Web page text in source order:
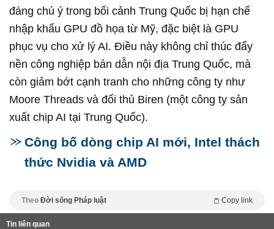
đáng chú ý trong bối cảnh Trung Quốc bị hạn chế
nhập khẩu GPU đồ họa từ Mỹ, đặc biệt là GPU
phục vụ cho xử lý AI. Điều này không chỉ thúc đẩy
nền công nghiệp bán dẫn nội địa Trung Quốc, mà
còn giảm bớt cạnh tranh cho những công ty như
Moore Threads và đối thủ Biren (một công ty sản
xuất chip AI tại Trung Quốc).
Công bố dòng chip AI mới, Intel thách
thức Nvidia và AMD
Theo Đời sống Pháp luật Copy link
Tin liên quan